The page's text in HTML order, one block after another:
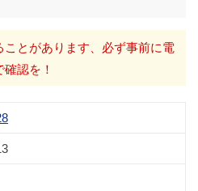
とがあります、必ず事前に電
確認を！